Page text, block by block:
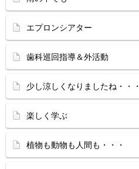
エプロンシアター
歯科巡回指導＆外活動
少し涼しくなりましたね・・・
楽しく学ぶ
植物も動物も人間も・・・